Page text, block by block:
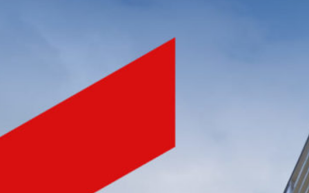
NHÀ PHÁT TRIỂN BẤT ĐỘNG SẢN
CHẤT LƯỢNG HÀNG ĐẦU